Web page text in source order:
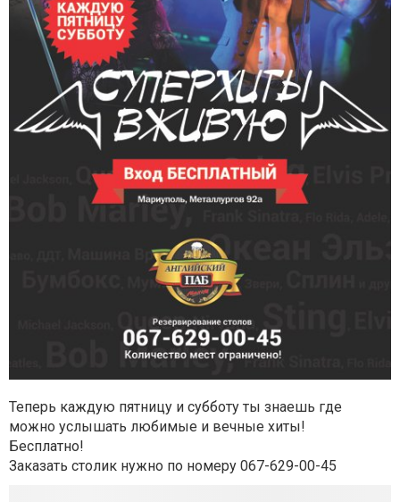
Теперь каждую пятницу и субботу ты знаешь где
можно услышать любимые и вечные хиты!
Бесплатно!
Заказать столик нужно по номеру 067-629-00-45